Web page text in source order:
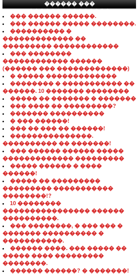
������ ���
���������������
��� ������ ������.
��� ������ ����� ��������.
���������� �
������������� ��
��������� ������������
��� ��������
������������ ������
(������ ��� �������������)
� ����� �������������
�������� � ����������� ��
������. 10 ������� ��������
����� �� ������� � �������
��� ���� �� ���������?
������� ����������
� ��� ������!
��� �� ��� �� ������!
���������������.
���������� �� �������!
��� ������ ������ �����
������������� ���������
����� ������ � ����
������!
����� �� ���������
��������� �����������
��������!?
10 ��������
���������������� ������
����������.
��� ��������, � ��� ��� �
������� ���������� �
�����������.
������ ����. ��� ����� ��
����� ���� ���������
��������.
������ ������? � �������!